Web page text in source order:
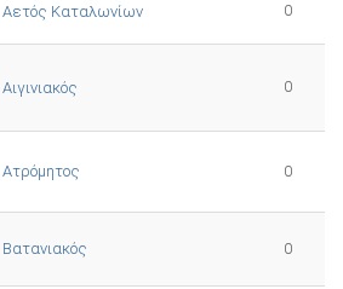
Αετός Καταλωνίων 0
Αιγινιακός 0
Ατρόμητος 0
Βατανιακός 0